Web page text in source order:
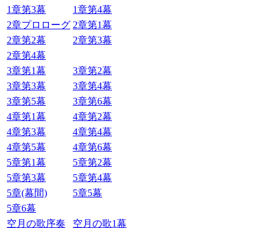
1章第3幕
1章第4幕
2章プロローグ 2章第1幕
2章第2幕
2章第3幕
2章第4幕
3章第1幕
3章第2幕
3章第3幕
3章第4幕
3章第5幕
3章第6幕
4章第1幕
4章第2幕
4章第3幕
4章第4幕
4章第5幕
4章第6幕
5章第1幕
5章第2幕
5章第3幕
5章第4幕
5章(幕間)
5章5幕
5章6幕
空月の歌序奏
空月の歌1幕